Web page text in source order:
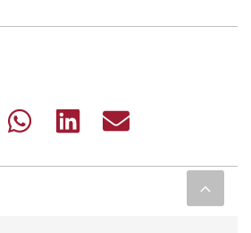
Share
Share
Share